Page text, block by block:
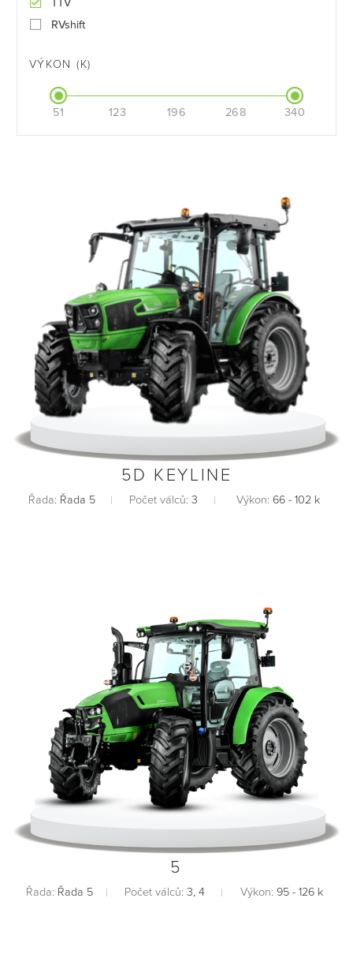
TTV
RVshift
VÝKON (K)
51 123 196 268 340
5D KEYLINE
Řada: Řada 5 Počet válců: 3 Výkon: 66 - 102 k
5
Řada: Řada 5 Počet válců: 3, 4 Výkon: 95 - 126 k